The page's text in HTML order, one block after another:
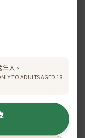
御鹿Cigar
X.O 干邑(70cl)
HK$1,368.00
人。
TO ADULTS AGED 18